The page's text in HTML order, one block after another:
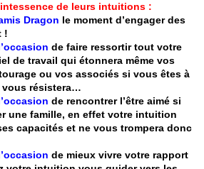
de leurs intuitions :
Dragon le moment d’engager des
!
de faire ressortir tout votre
de travail qui étonnera même vos
ou vos associés si vous êtes à
vous résistera…
de rencontrer l’être aimé si
une famille, en effet votre intuition
capacités et ne vous trompera donc
de mieux vivre votre rapport